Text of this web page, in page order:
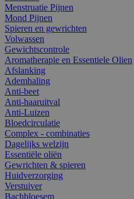
Menstruatie Pijnen
Mond Pijnen
Spieren en gewrichten
Volwassen
Gewichtscontrole
Aromatherapie en Essentiele Olien
Afslanking
Ademhaling
Anti-beet
Anti-haaruitval
Anti-Luizen
Bloedcirculatie
Complex - combinaties
Dagelijks welzijn
Essentiële oliën
Gewrichten & spieren
Huidverzorging
Verstuiver
Bachbloesem